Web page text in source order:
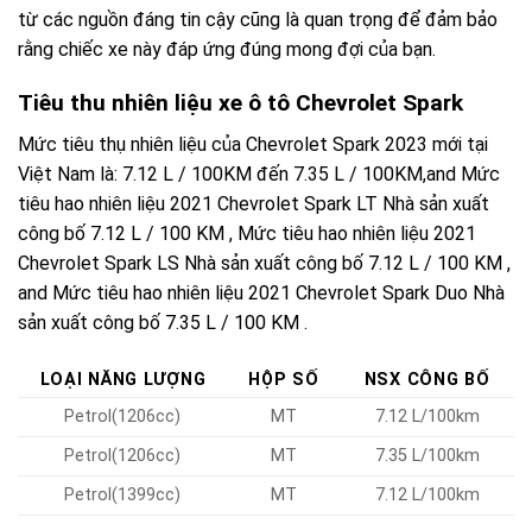
từ các nguồn đáng tin cậy cũng là quan trọng để đảm bảo
rằng chiếc xe này đáp ứng đúng mong đợi của bạn.
Tiêu thu nhiên liệu xe ô tô Chevrolet Spark
Mức tiêu thụ nhiên liệu của Chevrolet Spark 2023 mới tại
Việt Nam là: 7.12 L / 100KM đến 7.35 L / 100KM,and Mức
tiêu hao nhiên liệu 2021 Chevrolet Spark LT Nhà sản xuất
công bố 7.12 L / 100 KM , Mức tiêu hao nhiên liệu 2021
Chevrolet Spark LS Nhà sản xuất công bố 7.12 L / 100 KM ,
and Mức tiêu hao nhiên liệu 2021 Chevrolet Spark Duo Nhà
sản xuất công bố 7.35 L / 100 KM .
LOẠI NĂNG LƯỢNG HỘP SỐ
NSX CÔNG BỐ
Petrol(1206cc)
MT
7.12 L/100km
Petrol(1206cc)
MT
7.35 L/100km
Petrol(1399cc)
MT 7.12 L/100km